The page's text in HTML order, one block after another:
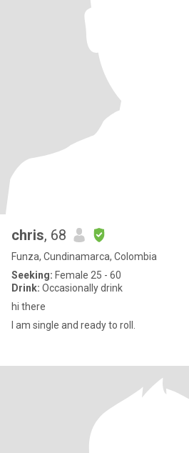
chris, 68
Funza, Cundinamarca, Colombia
Seeking: Female 25 - 60
Drink: Occasionally drink
hi there
I am single and ready to roll.